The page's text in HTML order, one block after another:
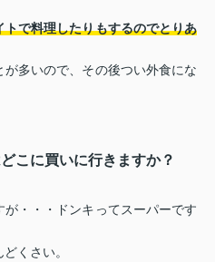
トで料理したりもするのでとりあ
多いので、その後つい外食にな
こに買いに行きますか？
が・・・ドンキってスーパーです
くさい。